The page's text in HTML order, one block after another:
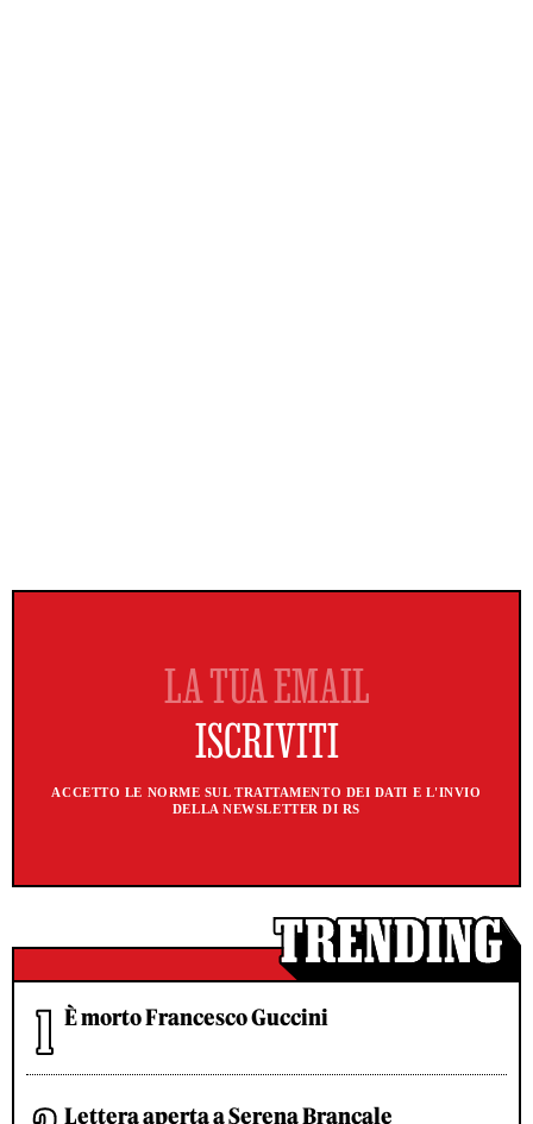
ACCETTO LE NORME SUL TRATTAMENTO DEI DATI E L'INVIO
DELLA NEWSLETTER DI RS
È morto Francesco Guccini
Lettera aperta a Serena Brancale